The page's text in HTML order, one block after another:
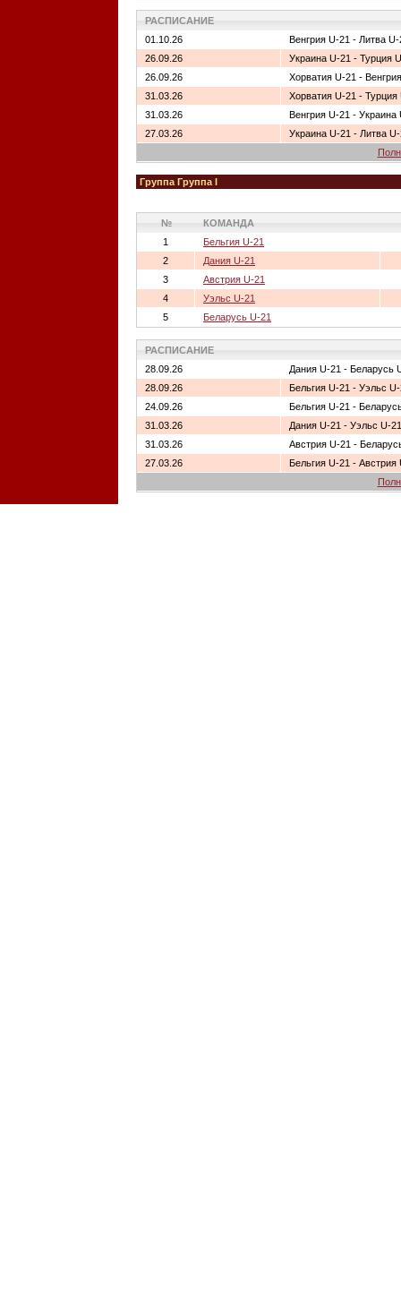
РАСПИСАНИЕ
01.10.26
Венгрия U-21 - Литва U-
26.09.26
Украина U-21 - Турция
26.09.26
Хорватия U-21 -
31.03.26
Хорватия U-21 - Турция
31.03.26
Венгрия U-21 - Украина
27.03.26
Украина U-21 - Литва
Группа Группа I
№
КОМАНДА
1
Бельгия U-21
2
Дания U-21
3
Австрия U-21
4
Уэльс U-21
5
Беларусь U-21
РАСПИСАНИЕ
28.09.26
Дания U-21 - Беларусь
28.09.26
Бельгия U-21 - Уэльс
24.09.26
Бельгия U-21 -
31.03.26
Дания U-21 - Уэльс U-21
31.03.26
Австрия U-21 -
27.03.26
Бельгия U-21 - Австрия